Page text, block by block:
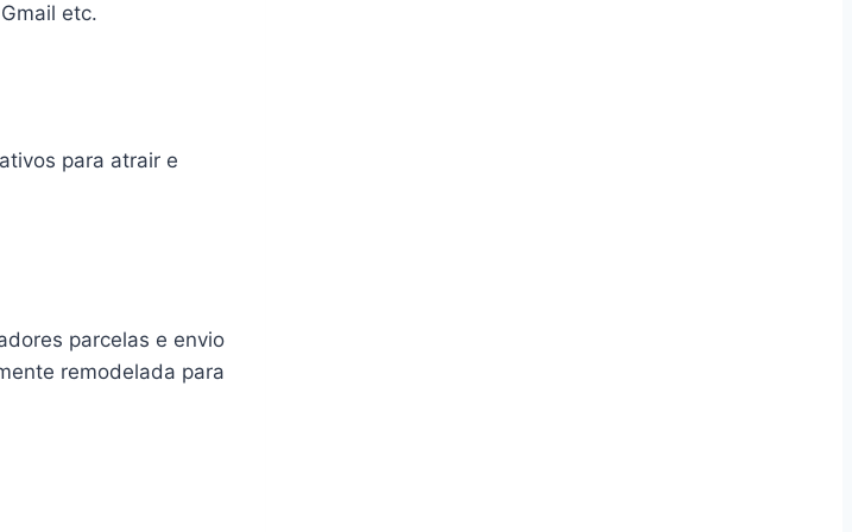
etc.
para atrair e
parcelas e envio
remodelada para